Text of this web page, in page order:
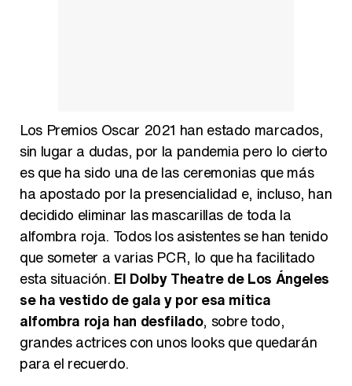
Los Premios Oscar 2021 han estado marcados,
sin lugar a dudas, por la pandemia pero lo cierto
es que ha sido una de las ceremonias que más
ha apostado por la presencialidad e, incluso, han
decidido eliminar las mascarillas de toda la
alfombra roja. Todos los asistentes se han tenido
que someter a varias PCR, lo que ha facilitado
esta situación. El Dolby Theatre de Los Ángeles
se ha vestido de gala y por esa mítica
alfombra roja han desfilado, sobre todo,
grandes actrices con unos looks que quedarán
para el recuerdo.